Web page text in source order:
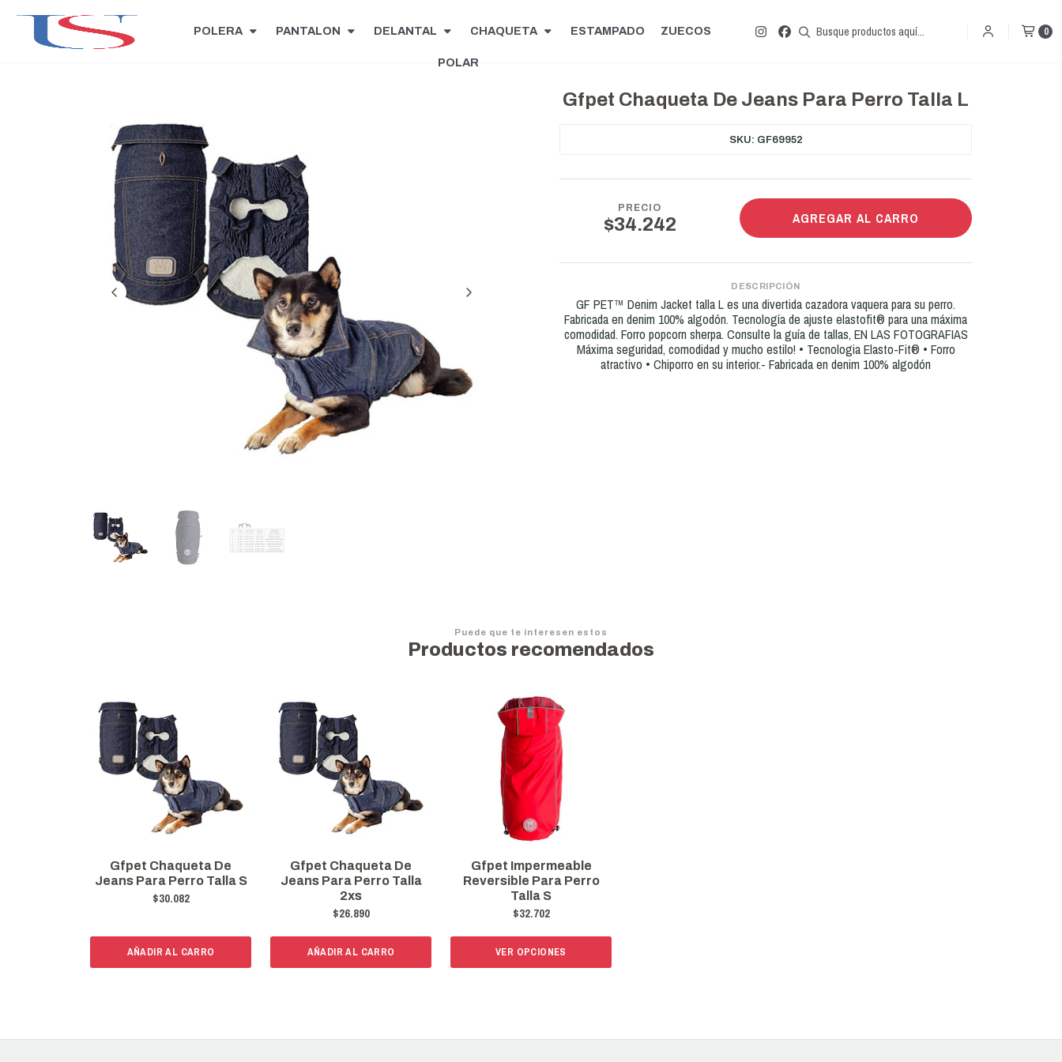
POLERA PANTALON DELANTAL CHAQUETA ESTAMPADO ZUECOS
POLAR
0
Gfpet Chaqueta De Jeans Para Perro Talla L
SKU: GF69952
PRECIO
$34.242 AGREGAR AL CARRO
DESCRIPCIÓN
GF PET™ Denim Jacket talla L es una divertida cazadora vaquera para su perro.
Fabricada en denim 100% algodón. Tecnología de ajuste elastofit® para una máxima
comodidad. Forro popcorn sherpa. Consulte la guía de tallas, EN LAS FOTOGRAFIAS
Máxima seguridad, comodidad y mucho estilo! • Tecnologia Elasto-Fit® • Forro
atractivo • Chiporro en su interior.- Fabricada en denim 100% algodón
Puede que te interesen estos
Productos recomendados
Gfpet Chaqueta De
Jeans Para Perro Talla S
$30.082
AÑADIR AL CARRO
Gfpet Chaqueta De
Jeans Para Perro Talla
2xs
$26.890
AÑADIR AL CARRO
Gfpet Impermeable
Reversible Para Perro
Talla S
$32.702
VER OPCIONES